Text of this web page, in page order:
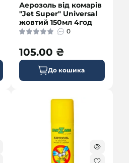
Аерозоль від комарів
"Jet Super" Universal
жовтий 150мл 4год
0
105.00 ₴
До кошика